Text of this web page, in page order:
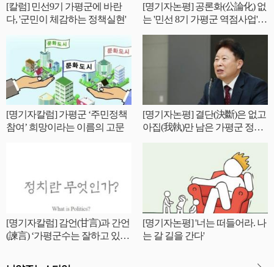
[칼럼] 민선9기 가평군에 바란
다, '군민이 체감하는 정책실현'
[명기자논평] 공론화(公論化) 없
는 '민선 8기 가평군 역점사업'
[명기자칼럼] 가평군 ‘주민정책
참여’ 희망이라는 이름의 고문
[명기자논평] 결단(決斷)은 없고
아집(我執)만 남은 가평군 정기
[명기자칼럼] 감언(甘言)과 간언
(諫言) ‘가평군수는 잘하고 있는
[명기자논평] '너는 떠들어라. 나
는 갈 길을 간다'